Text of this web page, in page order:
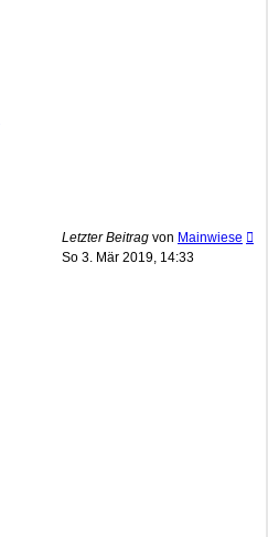
Letzter Beitrag von Mainwiese
So 3. Mär 2019, 14:33